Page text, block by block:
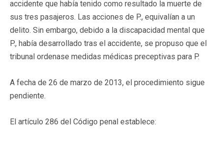
accidente que había tenido como resultado la muerte de
sus tres pasajeros. Las acciones de P., equivalían a un
delito. Sin embargo, debido a la discapacidad mental que
P., había desarrollado tras el accidente, se propuso que el
tribunal ordenase medidas médicas preceptivas para P.
A fecha de 26 de marzo de 2013, el procedimiento sigue
pendiente.
El artículo 286 del Código penal establece: